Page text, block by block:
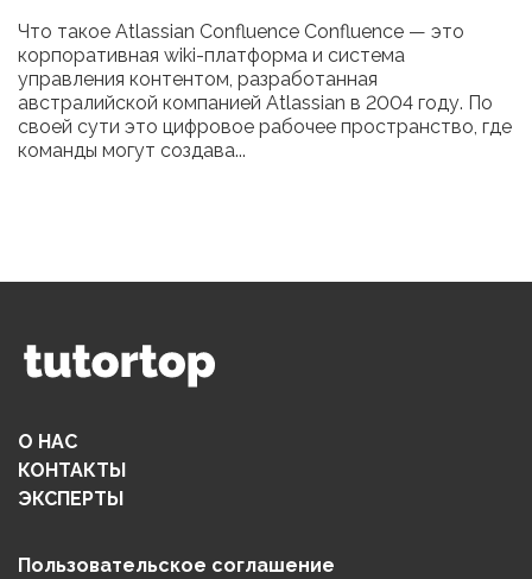
Что такое Atlassian Confluence Confluence — это
корпоративная wiki-платформа и система
управления контентом, разработанная
австралийской компанией Atlassian в 2004 году. По
своей сути это цифровое рабочее пространство, где
команды могут создава...
О НАС
КОНТАКТЫ
ЭКСПЕРТЫ
Пользовательское соглашение